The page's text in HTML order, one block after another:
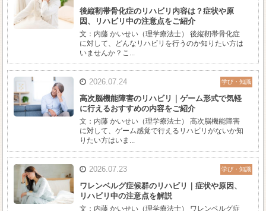
後縦靭帯骨化症のリハビリ内容は？症状や原
因、リハビリ中の注意点をご紹介
文：内藤 かいせい（理学療法士） 後縦靭帯骨化症
に対して、どんなリハビリを行うのか知りたい方は
いませんか？こ...
2026.07.24 学び・知識
高次脳機能障害のリハビリ｜ゲーム形式で気軽
に行えるおすすめの内容をご紹介
文：内藤 かいせい（理学療法士） 高次脳機能障害
に対して、ゲーム感覚で行えるリハビリがないか知
りたい方はいま...
2026.07.23 学び・知識
ワレンベルグ症候群のリハビリ｜症状や原因、
リハビリ中の注意点を解説
文：内藤 かいせい（理学療法士） ワレンベルグ症